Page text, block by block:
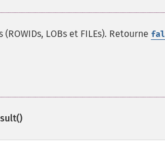
LOBs et FILEs). Retourne